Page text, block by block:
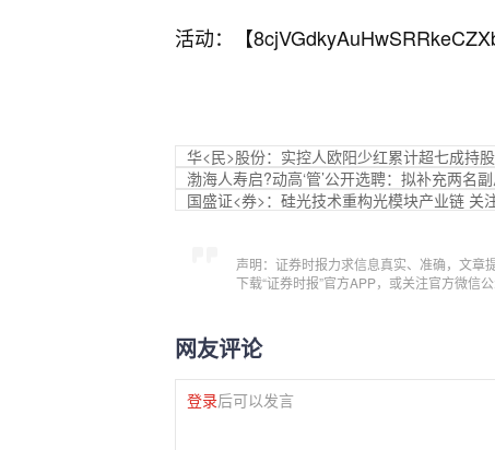
活动：【
华<民>股份：实控人欧阳少红累计超七成持
渤海人寿启?动高‘管’公开选聘：拟补充两名
国盛证<券>：硅光技术重构光模块产业链 关
声明：证券时报力求信息真实、准确，文章
下载“证券时报”官方APP，或关注官方微信
网友评论
登录后可以发言